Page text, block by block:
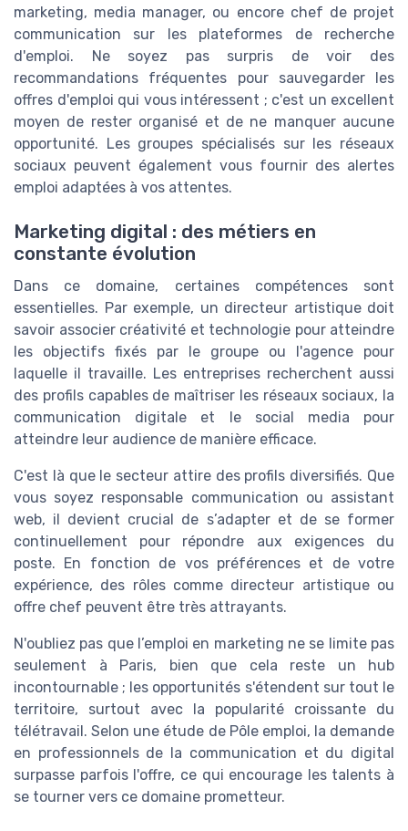
marketing, media manager, ou encore chef de projet
communication sur les plateformes de recherche
d'emploi. Ne soyez pas surpris de voir des
recommandations fréquentes pour sauvegarder les
offres d'emploi qui vous intéressent ; c'est un excellent
moyen de rester organisé et de ne manquer aucune
opportunité. Les groupes spécialisés sur les réseaux
sociaux peuvent également vous fournir des alertes
emploi adaptées à vos attentes.
Marketing digital : des métiers en
constante évolution
Dans ce domaine, certaines compétences sont
essentielles. Par exemple, un directeur artistique doit
savoir associer créativité et technologie pour atteindre
les objectifs fixés par le groupe ou l'agence pour
laquelle il travaille. Les entreprises recherchent aussi
des profils capables de maîtriser les réseaux sociaux, la
communication digitale et le social media pour
atteindre leur audience de manière efficace.
C'est là que le secteur attire des profils diversifiés. Que
vous soyez responsable communication ou assistant
web, il devient crucial de s’adapter et de se former
continuellement pour répondre aux exigences du
poste. En fonction de vos préférences et de votre
expérience, des rôles comme directeur artistique ou
offre chef peuvent être très attrayants.
N'oubliez pas que l’emploi en marketing ne se limite pas
seulement à Paris, bien que cela reste un hub
incontournable ; les opportunités s'étendent sur tout le
territoire, surtout avec la popularité croissante du
télétravail. Selon une étude de Pôle emploi, la demande
en professionnels de la communication et du digital
surpasse parfois l'offre, ce qui encourage les talents à
se tourner vers ce domaine prometteur.